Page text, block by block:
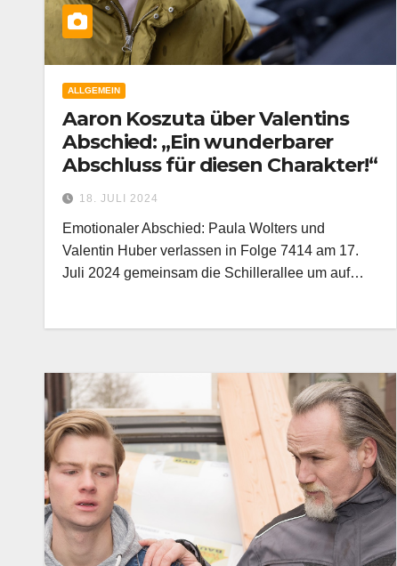
ALLGEMEIN
Aaron Koszuta über Valentins
Abschied: „Ein wunderbarer
Abschluss für diesen Charakter!“
18. JULI 2024
Emotionaler Abschied: Paula Wolters und
Valentin Huber verlassen in Folge 7414 am 17.
Juli 2024 gemeinsam die Schillerallee um auf…